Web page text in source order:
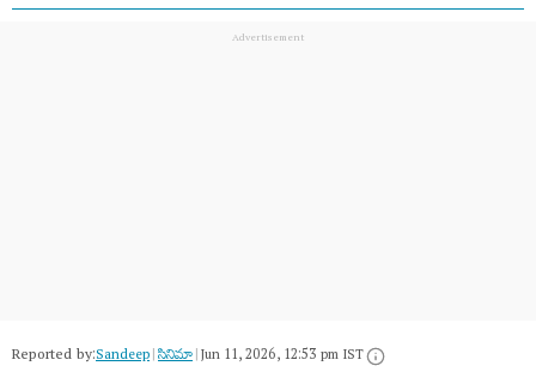
Reported by:Sandeep|సినిమా|Jun 11, 2026, 12:53 pm IST